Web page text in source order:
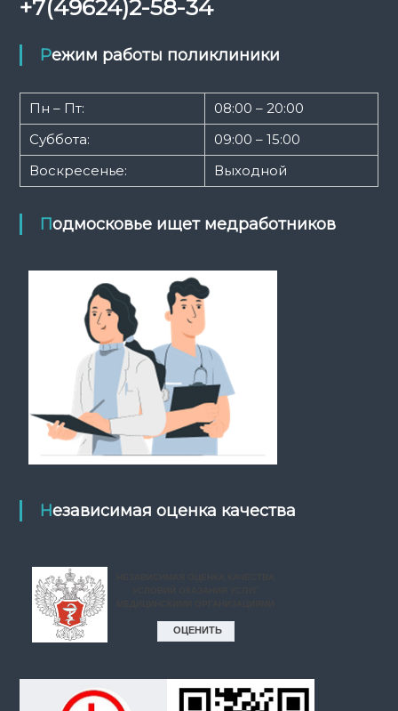
+7(49624)2-58-34
Режим работы поликлиники
Пн – Пт:
08:00 – 20:00
Суббота:
09:00 – 15:00
Воскресенье:
Выходной
Подмосковье ищет медработников
Независимая оценка качества